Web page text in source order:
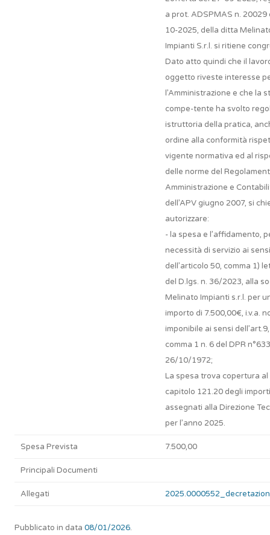
a prot. ADSPMAS n. 20029
10-2025, della ditta
Impianti S.r.l. si ritiene
Dato atto quindi che il
oggetto riveste interesse
l’Amministrazione e che la
compe-tente ha svolto
istruttoria della pratica,
ordine alla conformità
vigente normativa ed al
delle norme del
Amministrazione e
dell’APV giugno 2007, si
autorizzare:
- la spesa e l’affidamento,
necessità di servizio ai sensi
dell’articolo 50, comma 1)
del D.lgs. n. 36/2023, alla
Melinato Impianti s.r.l. per
importo di 7.500,00€, i.v.a.
imponibile ai sensi dell’art.9,
comma 1 n. 6 del DPR
26/10/1972;
La spesa trova copertura al
capitolo 121.20 degli importi
assegnati alla Direzione
per l’anno 2025.
Spesa Prevista 7.500,00
Principali Documenti
Allegati
Pubblicato in data 08/01/2026.